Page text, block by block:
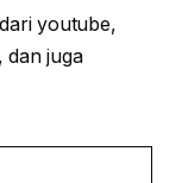
youtube,
dan juga